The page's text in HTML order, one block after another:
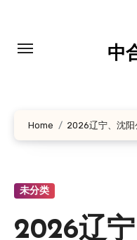
中
Home 2026辽宁、沈阳
未分类
2026辽